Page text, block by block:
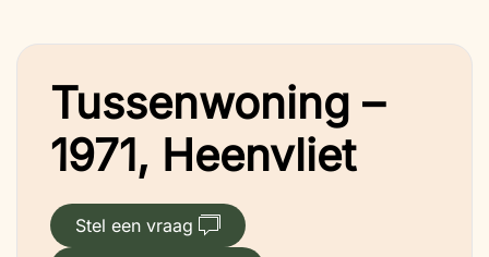
Tussenwoning –
1971, Heenvliet
Stel een vraag